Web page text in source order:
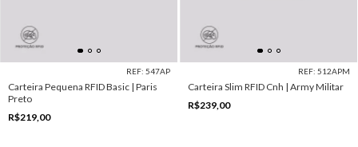
REF: 547AP
Carteira Pequena RFID Basic | Paris
Preto
R$219,00
REF: 512APM
Carteira Slim RFID Cnh | Army Militar
R$239,00